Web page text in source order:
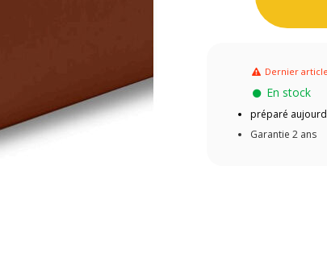
Dernier
En stock
préparé
Garantie 2 ans